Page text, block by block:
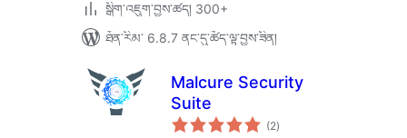
སྒྲིག་འཇུག་བྱས་ཚད། 300+
ཐོན་རིམ་ 6.8.7 ནང་དུ་ཚོད་ལྟ་བྱས་ཟིན།
Malcure Security
Suite
(2གདེང་
འཇོག་
)